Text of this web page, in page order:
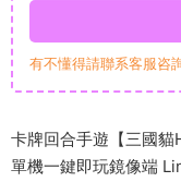
有不懂得請聯系客服咨
卡牌回合手遊【三國
單機一鍵即玩鏡像端